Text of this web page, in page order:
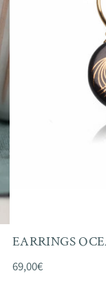
EARRINGS
Regular
69,00€